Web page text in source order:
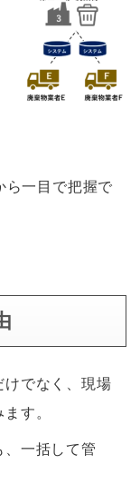
ら一目で把握で
けでなく、現場
す。
一括して管